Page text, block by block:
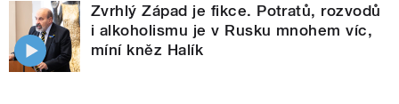
Zvrhlý Západ je fikce. Potratů, rozvodů
i alkoholismu je v Rusku mnohem víc,
míní kněz Halík